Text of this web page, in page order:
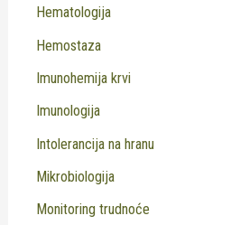
Hematologija
Hemostaza
Imunohemija krvi
Imunologija
Intolerancija na hranu
Mikrobiologija
Monitoring trudnoće